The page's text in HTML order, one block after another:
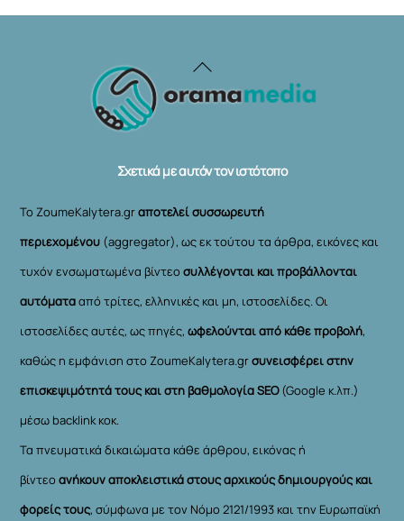
Back
To
Σχετικά με αυτόν τον ιστότοπο
Το ZoumeKalytera.grαποτελεί συσσωρευτή
περιεχομένου (aggregator), ως εκ τούτου τα άρθρα, εικόνες και
τυχόν ενσωματωμένα βίντεοσυλλέγονται και προβάλλονται
αυτόματααπό τρίτες, ελληνικές και μη, ιστοσελίδες. Οι
ιστοσελίδες αυτές, ως πηγές,ωφελούνται από κάθε προβολή,
καθώς η εμφάνιση στο ZoumeKalytera.grσυνεισφέρει στην
επισκεψιμότητά τους και στη βαθμολογία SEO(Google κ.λπ.)
μέσω backlink κοκ.
Τα πνευματικά δικαιώματα κάθε άρθρου, εικόνας ή
βίντεοανήκουν αποκλειστικά στους αρχικούς δημιουργούς και
φορείς τους, σύμφωνα με τον Νόμο 2121/1993 και την Ευρωπαϊκή